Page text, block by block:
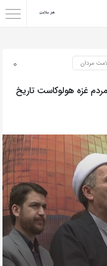
0 مردان
غزه هولوکاست تاریخ